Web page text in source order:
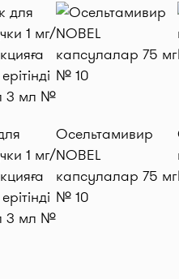
1 мг/
3 мл №
Осельтамивир
NOBEL
капсулалар 75 мг
№ 10